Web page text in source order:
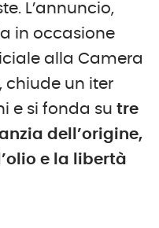
L’annuncio,
in occasione
alla Camera
chiude un iter
e si fonda su tre
dell’origine,
e la libertà